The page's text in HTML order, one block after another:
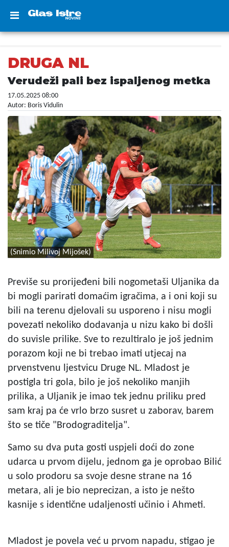
DRUGA NL
Verudeži pali bez ispaljenog metka
17.05.2025 08:00
Autor: Boris Vidulin
(Snimio Milivoj Mijošek)
Previše su prorijeđeni bili nogometaši Uljanika da
bi mogli parirati domaćim igračima, a i oni koji su
bili na terenu djelovali su usporeno i nisu mogli
povezati nekoliko dodavanja u nizu kako bi došli
do suvisle prilike. Sve to rezultiralo je još jednim
porazom koji ne bi trebao imati utjecaj na
prvenstvenu ljestvicu Druge NL. Mladost je
postigla tri gola, bilo je još nekoliko manjih
prilika, a Uljanik je imao tek jednu priliku pred
sam kraj pa će vrlo brzo susret u zaborav, barem
što se tiče "Brodograditelja".
Samo su dva puta gosti uspjeli doći do zone
udarca u prvom dijelu, jednom ga je oprobao Bilić
u solo prodoru sa svoje desne strane na 16
metara, ali je bio neprecizan, a isto je nešto
kasnije s identične udaljenosti učinio i Ahmeti.
Mladost je povela već u prvom napadu, stigao je